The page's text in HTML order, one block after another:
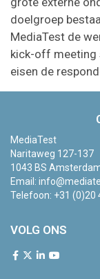
doelgroep
MediaTest de
kick-off meeting
eisen de
MediaTest
Naritaweg 127-137
1043 BS
Email:
Telefoon: +31 (0)20
VOLG ONS